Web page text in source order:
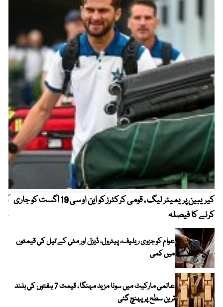
کیریبین پریمیئر لیگ ، قومی کرکٹرز کو این او سی 19 اگست کو جاری
کرنے کا فیصلہ
عوام کو جزوی ریلیف، پیٹرول، ڈیزل اور مٹی کے تیل کی قیمتوں
میں کمی
عالمی مارکیٹ میں سونا مزید مہنگا ، قیمت 7 ہفتوں کی بلند
ترین سطح پر پہنچ گئی